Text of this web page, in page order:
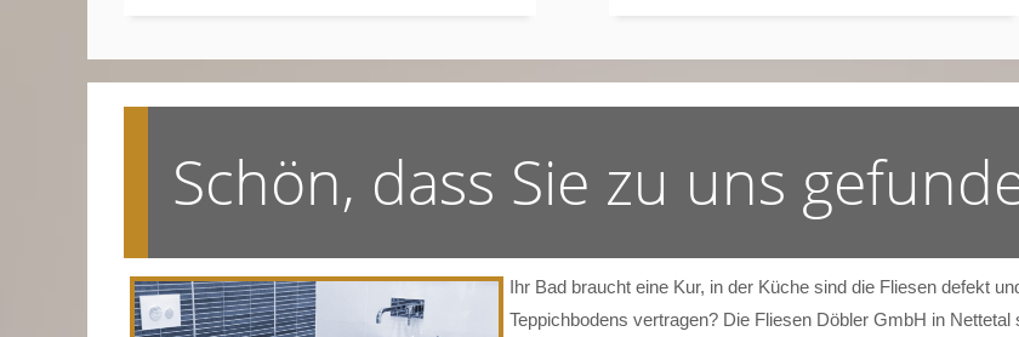
Schön, dass Sie zu uns
Ihr Bad braucht eine Kur, in der Küche sind die Fliesen defekt
Teppichbodens vertragen? Die Fliesen Döbler GmbH in